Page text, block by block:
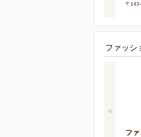
〒
ファッシ
フ